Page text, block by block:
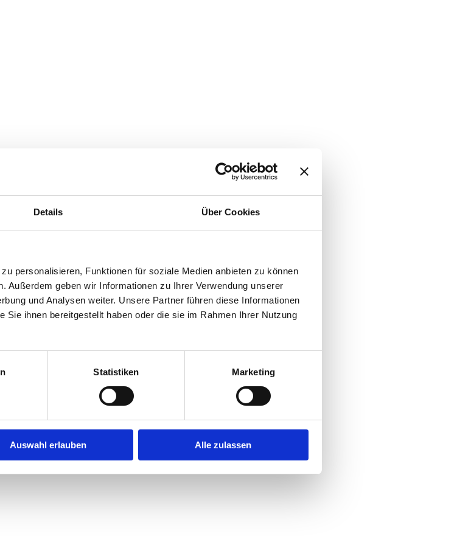
Details Über Cookies
personalisieren, Funktionen für soziale Medien anbieten zu können
Außerdem geben wir Informationen zu Ihrer Verwendung unserer
und Analysen weiter. Unsere Partner führen diese Informationen
Sie ihnen bereitgestellt haben oder die sie im Rahmen Ihrer Nutzung
Statistiken Marketing
Auswahl erlauben Alle zulassen
while loadingjobninja.com(see the browser consolefor more information).